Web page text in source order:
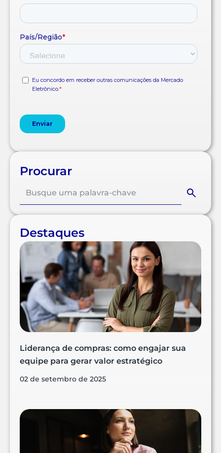
Procurar
Destaques
Liderança de compras: como engajar sua
equipe para gerar valor estratégico
02 de setembro de 2025